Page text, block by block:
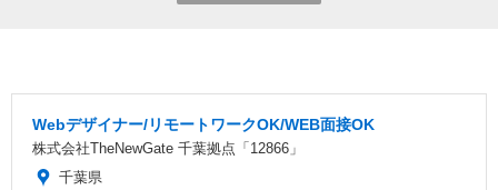
Webデザイナー/リモートワークOK/WEB面接OK
株式会社TheNewGate 千葉拠点「12866」
千葉県